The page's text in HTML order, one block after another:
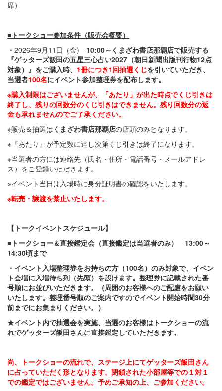
席）
■トークショー参加条件（販売会概要）
・ 2026年9月11日（金) 10:00～くまざわ書店那覇店で販売する
『ゲッターズ飯田の五星三心占い2027 （朝日新聞出版刊行物12点
対象）』をご購入時、 1冊につき1回抽選くじを引いていただき、
当選者100名にイベント参加整理券を配布します。
※購入制限はございませんが、「あたり」が出た時点でくじ引きは
終了し、残りの回数分のくじ引きはできません。残り回数分の返
金も承れませんのでご了承ください。
※販売＆抽選は くまざわ書店那覇店の店頭のみとなります。
※『あたり』が予定数に達し次第くじ引きは終了になります。
※当選者の方には連絡先（氏名・住所・電話番号・メールアドレ
ス）をご登録いただきます。
※イベント当日は入場時に身分証明書の確認をいたします。
※転売・譲渡を禁止いたします。
【トークイベントスケジュール】
■トークショー＆直接鑑定会（直接鑑定は当選者のみ） 13:00～
14:30頃まで
・イベント入場整理券をお持ちの方（100名）のみ対象で、イベン
ト会場に入場待ち列（先頭）を設けます。整理券に記載された番
号順にお並びいただきます。（周囲のお客様へのご配慮をお願い
いたします。整理番号順のご案内ですのでイベント開始時間30分
前までにお集まりください。）
★イベント内で抽選会を実施、当選のお客様はトークショーの流
れでゲッターズ飯田さんに直接鑑定していただきます。
尚、トークショーの流れで、ステージ上にてゲッターズ飯田さん
に占っていただく形となります。閉鎖された小部屋等での１対１
での鑑定ではございません。予めご承知の上、ご参加ください。